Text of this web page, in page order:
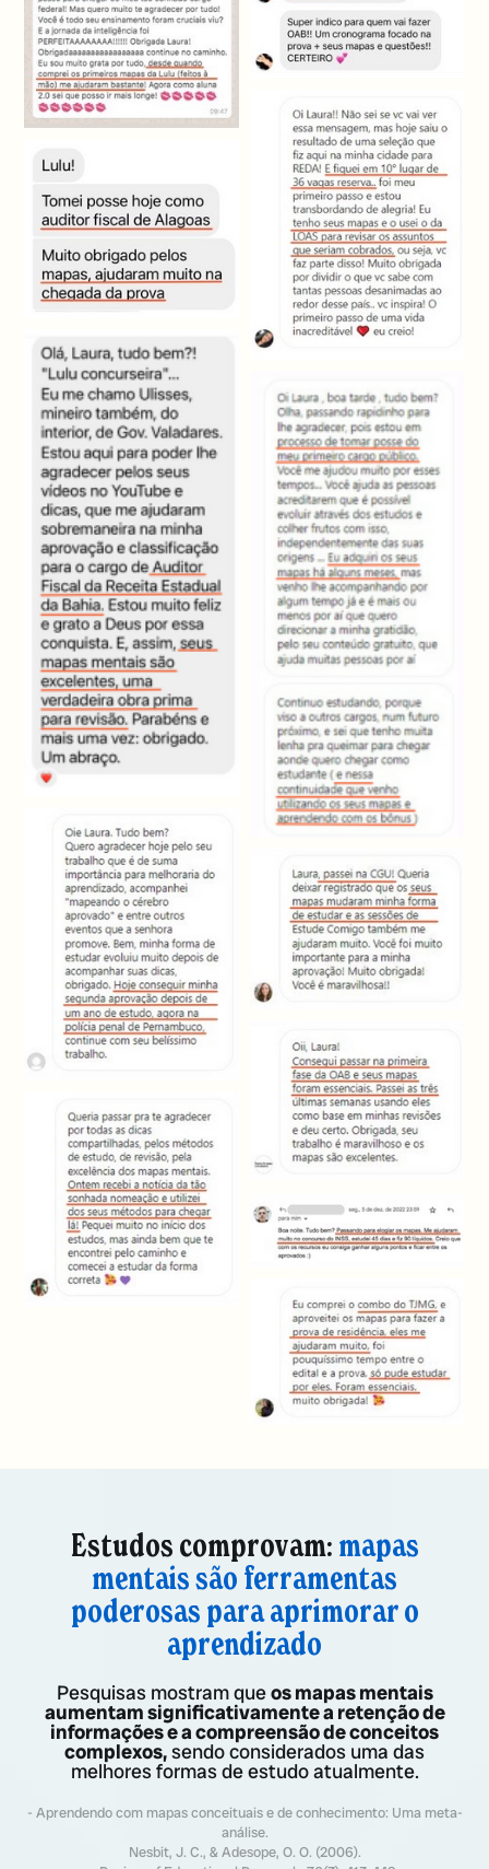
Estudos comprovam: mapas
mentais são ferramentas
poderosas para aprimorar o
aprendizado
Pesquisas mostram queos mapas mentais
aumentam significativamente a retenção de
informações e a compreensão de conceitos
complexos,sendo considerados uma das
melhores formas de estudo atualmente.
- Aprendendo com mapas conceituais e de conhecimento: Uma meta-
análise.
Nesbit, J. C., & Adesope, O. O. (2006).